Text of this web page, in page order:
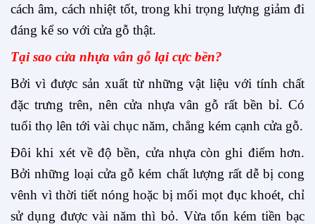
cách âm, cách nhiệt tốt, trong khi trọng lượng giảm đi
đáng kể so với cửa gỗ thật.
Tại sao cửa nhựa vân gỗ lại cực bền?
Bởi vì được sản xuất từ những vật liệu với tính chất
đặc trưng trên, nên cửa nhựa vân gỗ rất bền bỉ. Có
tuổi thọ lên tới vài chục năm, chẳng kém cạnh cửa gỗ.
Đôi khi xét về độ bền, cửa nhựa còn ghi điểm hơn.
Bởi những loại cửa gỗ kém chất lượng rất dễ bị cong
vênh vì thời tiết nóng hoặc bị mối mọt đục khoét, chỉ
sử dụng được vài năm thì bỏ. Vừa tốn kém tiền bạc